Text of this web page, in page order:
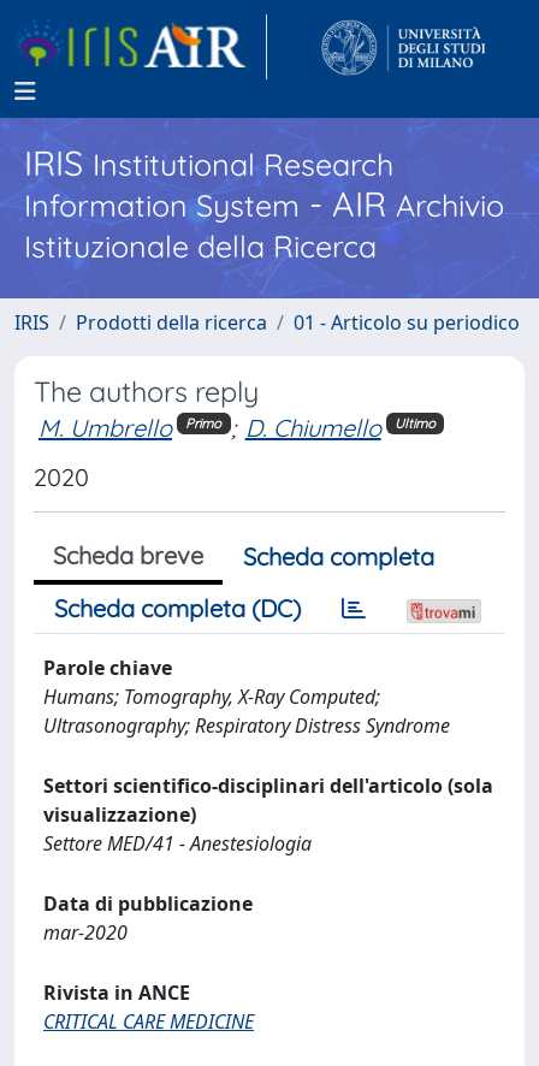
IRISInstitutional Research
Information System - AIR Archivio
Istituzionale della Ricerca
IRIS Prodotti della ricerca 01 - Articolo su periodico
The authors reply
M. Umbrello Primo ; D. Chiumello Ultimo
2020
Scheda breve
Scheda completa
Scheda completa (DC)
Parole chiave
Humans; Tomography, X-Ray Computed;
Ultrasonography; Respiratory Distress Syndrome
Settori scientifico-disciplinari dell'articolo (sola
visualizzazione)
Settore MED/41 - Anestesiologia
Data di pubblicazione
mar-2020
Rivista in ANCE
CRITICAL CARE MEDICINE